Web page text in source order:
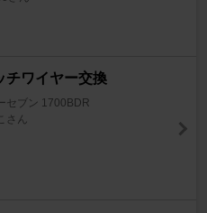
チワイヤー交換
セブン 1700BDR
さん